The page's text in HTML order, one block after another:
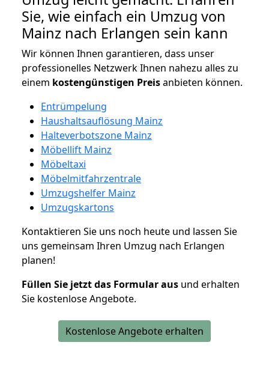
Sie, wie einfach ein Umzug von
Mainz nach Erlangen sein kann
Wir können Ihnen garantieren, dass unser
professionelles Netzwerk Ihnen nahezu alles zu
einem kostengünstigen Preisanbieten können.
Entrümpelung
Haushaltsauflösung Mainz
Halteverbotszone Mainz
Möbellift Mainz
Möbeltaxi
Möbelmitfahrzentrale
Umzugshelfer Mainz
Umzugskartons
Kontaktieren Sie uns noch heute und lassen Sie
uns gemeinsam Ihren Umzug nach Erlangen
planen!
Füllen Sie jetzt das Formular aus und erhalten
Sie kostenlose Angebote.
Kostenlose Angebote erhalten